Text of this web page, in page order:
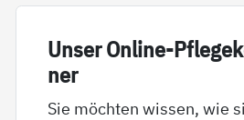
Un­ser On­li­ne-
ner
Sie möchten wissen, wie